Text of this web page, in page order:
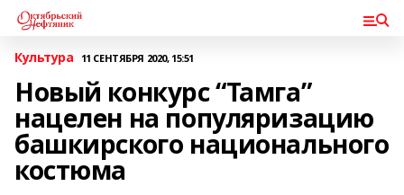
Культура 11 СЕНТЯБРЯ 2020, 15:51
Новый конкурс “Тамга”
нацелен на популяризацию
башкирского национального
костюма